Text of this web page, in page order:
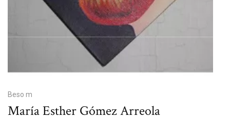
Beso m
María Esther Gómez Arreola